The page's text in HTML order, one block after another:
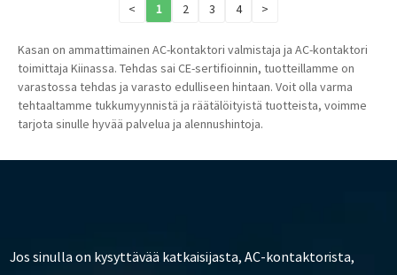
< 1 2 3 4 >
Kasan on ammattimainen AC-kontaktori valmistaja ja AC-kontaktori
toimittaja Kiinassa. Tehdas sai CE-sertifioinnin, tuotteillamme on
varastossa tehdas ja varasto edulliseen hintaan. Voit olla varma
tehtaaltamme tukkumyynnistä ja räätälöityistä tuotteista, voimme
tarjota sinulle hyvää palvelua ja alennushintoja.
Jos sinulla on kysyttävää katkaisijasta, AC-kontaktorista,